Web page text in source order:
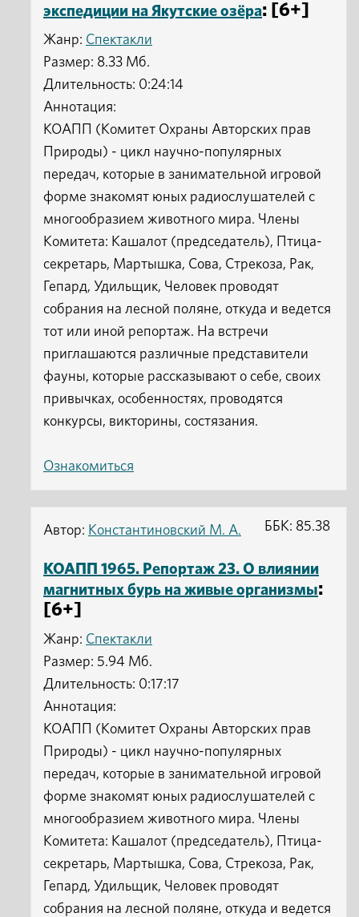
экспедиции на Якутские озёра: [6+]
Жанр: Спектакли
Размер: 8.33 Мб.
Длительность: 0:24:14
Аннотация:
КОАПП (Комитет Охраны Авторских прав
Природы) - цикл научно-популярных
передач, которые в занимательной игровой
форме знакомят юных радиослушателей с
многообразием животного мира. Члены
Комитета: Кашалот (председатель), Птица-
секретарь, Мартышка, Сова, Стрекоза, Рак,
Гепард, Удильщик, Человек проводят
собрания на лесной поляне, откуда и ведется
тот или иной репортаж. На встречи
приглашаются различные представители
фауны, которые рассказывают о себе, своих
привычках, особенностях, проводятся
конкурсы, викторины, состязания.
Ознакомиться
Автор: Константиновский М. А.
КОАПП 1965. Репортаж 23. О влиянии
магнитных бурь на живые организмы:
[6+]
Жанр: Спектакли
ББК: 85.38
Размер: 5.94 Мб.
Длительность: 0:17:17
Аннотация:
КОАПП (Комитет Охраны Авторских прав
Природы) - цикл научно-популярных
передач, которые в занимательной игровой
форме знакомят юных радиослушателей с
многообразием животного мира. Члены
Комитета: Кашалот (председатель), Птица-
секретарь, Мартышка, Сова, Стрекоза, Рак,
Гепард, Удильщик, Человек проводят
собрания на лесной поляне, откуда и ведется